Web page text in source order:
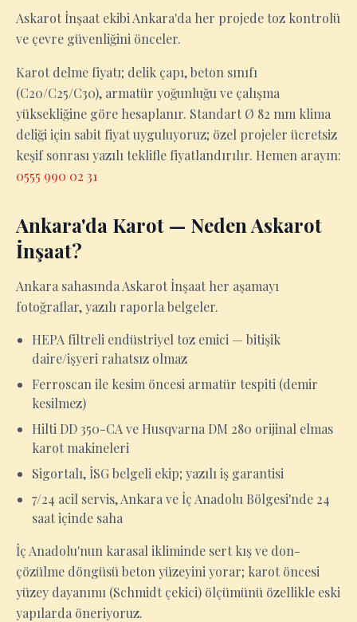
Askarot İnşaat ekibi Ankara'da her projede toz kontrolü
ve çevre güvenliğini önceler.
Karot delme fiyatı; delik çapı, beton sınıfı
(C20/C25/C30), armatür yoğunluğu ve çalışma
yüksekliğine göre hesaplanır. Standart Ø 82 mm klima
deliği için sabit fiyat uyguluyoruz; özel projeler ücretsiz
keşif sonrası yazılı teklifle fiyatlandırılır. Hemen arayın:
0555 990 02 31
Ankara'da Karot — Neden Askarot
İnşaat?
Ankara sahasında Askarot İnşaat her aşamayı
fotoğraflar, yazılı raporla belgeler.
HEPA filtreli endüstriyel toz emici — bitişik
daire/işyeri rahatsız olmaz
Ferroscan ile kesim öncesi armatür tespiti (demir
kesilmez)
Hilti DD 350-CA ve Husqvarna DM 280 orijinal elmas
karot makineleri
Sigortalı, İSG belgeli ekip; yazılı iş garantisi
7/24 acil servis, Ankara ve İç Anadolu Bölgesi'nde 24
saat içinde saha
İç Anadolu'nun karasal ikliminde sert kış ve don-
çözülme döngüsü beton yüzeyini yorar; karot öncesi
yüzey dayanımı (Schmidt çekici) ölçümünü özellikle eski
yapılarda öneriyoruz.